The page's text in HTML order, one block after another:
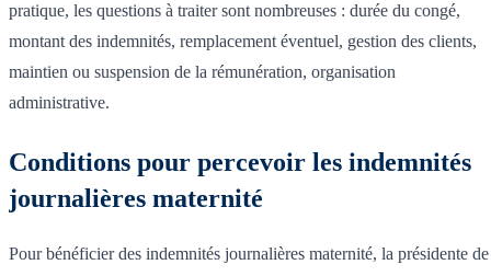
pratique, les questions à traiter sont nombreuses : durée du congé,
montant des indemnités, remplacement éventuel, gestion des clients,
maintien ou suspension de la rémunération, organisation
administrative.
Conditions pour percevoir les indemnités
journalières maternité
Pour bénéficier des indemnités journalières maternité, la présidente de